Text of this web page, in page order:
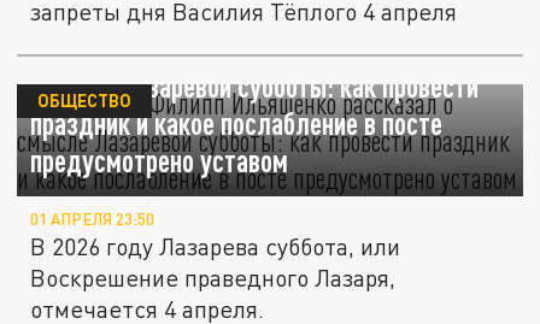
запреты дня Василия Тёплого 4 апреля
Cвященник Филипп Ильяшенко рассказал о
смысле Лазаревой субботы: как провести
праздник и какое послабление в посте
предусмотрено уставом
ОБЩЕСТВО
01 АПРЕЛЯ 23:50
В 2026 году Лазарева суббота, или
Воскрешение праведного Лазаря,
отмечается 4 апреля.